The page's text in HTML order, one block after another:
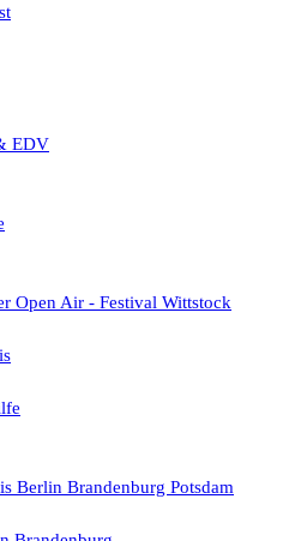
EDV
Open Air - Festival Wittstock
Berlin Brandenburg Potsdam